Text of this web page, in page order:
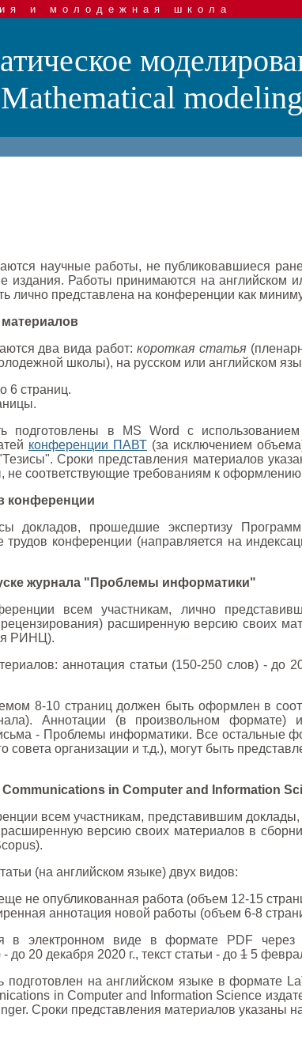
и молодежная школа
научные работы, не публиковавшиеся
издания. Работы принимаются на английском
лично представлена на конференции как
два вида работ: короткая статья
школы), на русском или английском
6 страниц.
подготовлены в MS Word с использованием
конференции ПАВТ (за исключением
Сроки представления материалов
не соответствующие требованиям к
конференции
докладов, прошедшие экспертизу
трудов конференции (направляется на
журнала "Проблемы информатики"
всем участникам, лично
рецензирования) расширенную версию своих
РИНЦ).
аннотация статьи (150-250 слов) - до
8-10 страниц должен быть оформлен в
Аннотации (в произвольном
- Проблемы информатики. Все остальные
совета организации и т.д.), могут быть
in Computer and Information
всем участникам, представившим
версию своих материалов в
(на английском языке) двух видов:
не опубликованная работа (объем 12-15
аннотация новой работы (объем 6-8
в электронном виде в формате PDF через
20 декабря 2020 г., текст статьи - до 1 5
подготовлен на английском языке в формате
in Computer and Information Science
Сроки представления материалов указаны